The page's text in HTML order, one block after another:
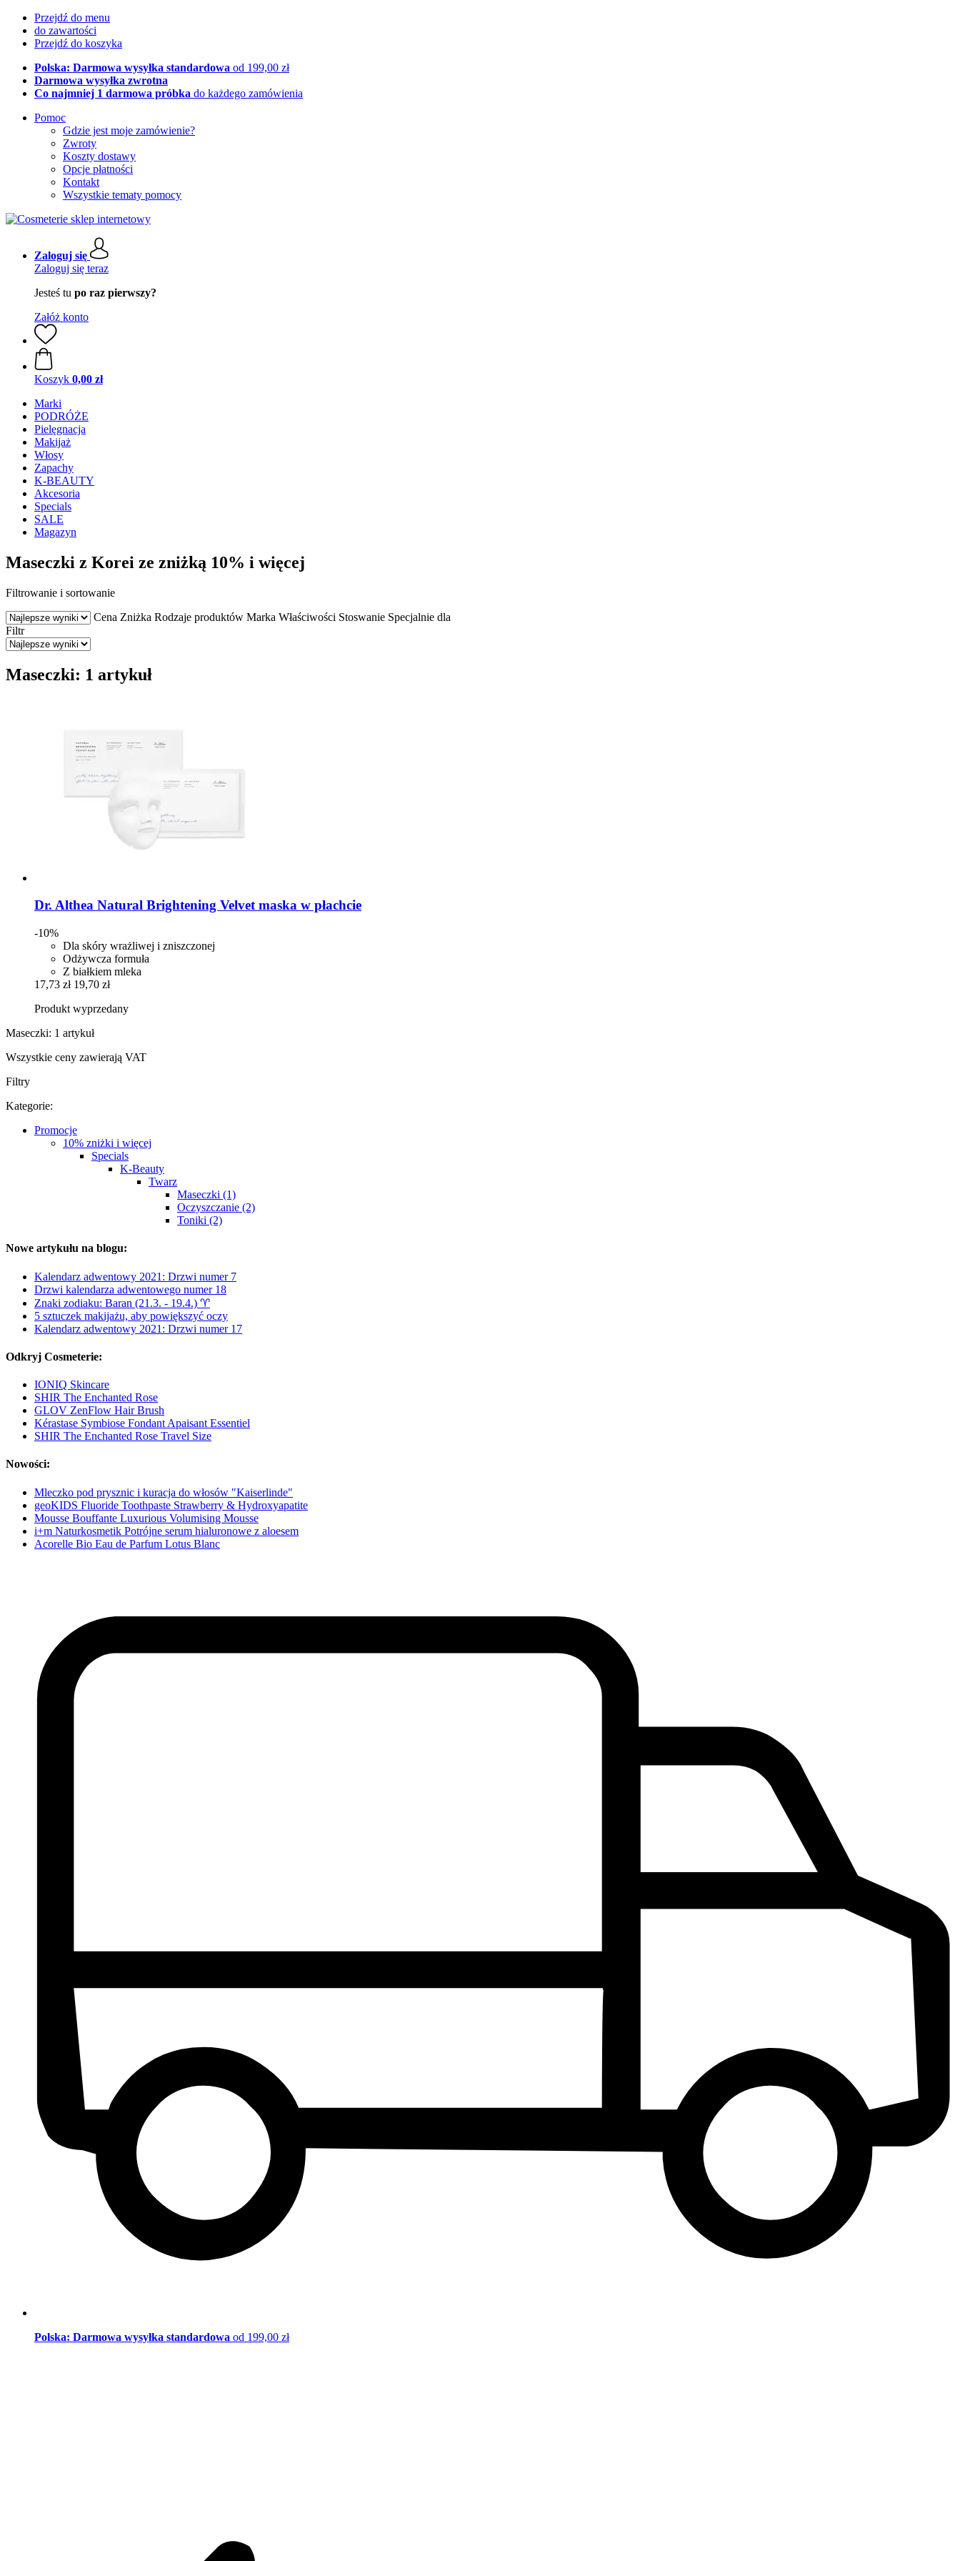
Przejdź do menu
do zawartości
Przejdź do koszyka
Polska: Darmowa wysyłka standardowa od 199,00 zł
Darmowa wysyłka zwrotna
Co najmniej 1 darmowa próbka do każdego zamówienia
Pomoc
Gdzie jest moje zamówienie?
Zwroty
Koszty dostawy
Opcje płatności
Kontakt
Wszystkie tematy pomocy
Zaloguj się
Zaloguj się teraz
Jesteś tu po raz pierwszy?
Załóż konto
Koszyk 0,00 zł
Marki
PODRÓŻE
Pielęgnacja
Makijaż
Włosy
Zapachy
K-BEAUTY
Akcesoria
Specials
SALE
Magazyn
Maseczki z Korei ze zniżką 10% i więcej
Filtrowanie i sortowanie
Cena Zniżka Rodzaje produktów Marka Właściwości Stoswanie Specjalnie dla
Filtr
Maseczki: 1 artykuł
Dr. Althea Natural Brightening Velvet maska w płachcie
-10%
Dla skóry wrażliwej i zniszczonej
Odżywcza formuła
Z białkiem mleka
17,73 zł 19,70 zł
Produkt wyprzedany
Maseczki: 1 artykuł
Wszystkie ceny zawierają VAT
Filtry
Kategorie:
Promocje
10% zniżki i więcej
Specials
K-Beauty
Twarz
Maseczki (1)
Oczyszczanie (2)
Toniki (2)
Nowe artykułu na blogu:
Kalendarz adwentowy 2021: Drzwi numer 7
Drzwi kalendarza adwentowego numer 18
Znaki zodiaku: Baran (21.3. - 19.4.) ♈︎
5 sztuczek makijażu, aby powiększyć oczy
Kalendarz adwentowy 2021: Drzwi numer 17
Odkryj Cosmeterie:
IONIQ Skincare
SHIR The Enchanted Rose
GLOV ZenFlow Hair Brush
Kérastase Symbiose Fondant Apaisant Essentiel
SHIR The Enchanted Rose Travel Size
Nowości:
Mleczko pod prysznic i kuracja do włosów "Kaiserlinde"
geoKIDS Fluoride Toothpaste Strawberry & Hydroxyapatite
Mousse Bouffante Luxurious Volumising Mousse
i+m Naturkosmetik Potrójne serum hialuronowe z aloesem
Acorelle Bio Eau de Parfum Lotus Blanc
Polska: Darmowa wysyłka standardowa od 199,00 zł